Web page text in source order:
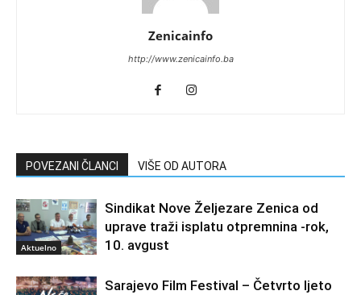
Zenicainfo
http://www.zenicainfo.ba
POVEZANI ČLANCI VIŠE OD AUTORA
Aktuelno
Sindikat Nove Željezare Zenica od
uprave traži isplatu otpremnina -rok,
10. avgust
Sarajevo Film Festival – Četvrto ljeto